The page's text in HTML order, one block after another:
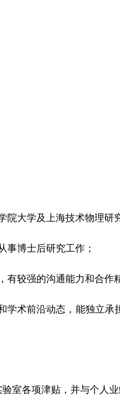
院大学及上海技术物理研
事博士后研究工作；
较强的沟通能力和合作
术前沿动态，能独立承
室各项津贴，并与个人业